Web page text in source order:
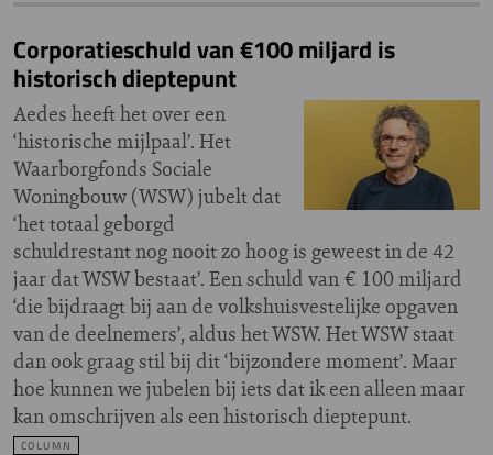
Corporatieschuld van €100 miljard is
historisch dieptepunt
Aedes heeft het over een
‘historische mijlpaal’. Het
Waarborgfonds Sociale
Woningbouw (WSW) jubelt dat
‘het totaal geborgd
schuldrestant nog nooit zo hoog is geweest in de 42
jaar dat WSW bestaat’. Een schuld van € 100 miljard
‘die bijdraagt bij aan de volkshuisvestelijke opgaven
van de deelnemers’, aldus het WSW. Het WSW staat
dan ook graag stil bij dit ‘bijzondere moment’. Maar
hoe kunnen we jubelen bij iets dat ik een alleen maar
kan omschrijven als een historisch dieptepunt.
COLUMN